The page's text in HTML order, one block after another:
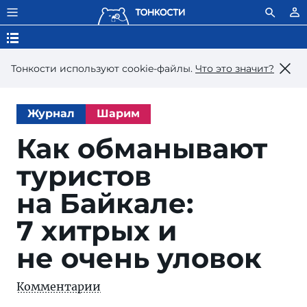
Тонкости используют сookie-файлы. Что это значит?
Журнал Шарим
Как обманывают
туристов
на Байкале:
7 хитрых и
не очень уловок
Комментарии